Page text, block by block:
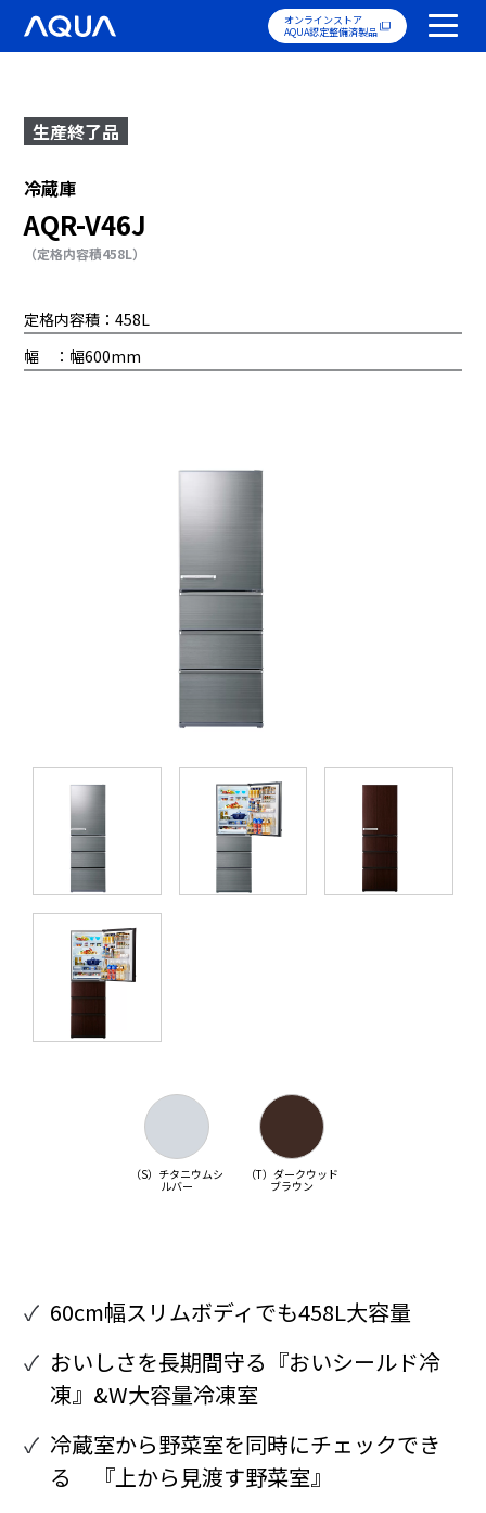
オンラインストア
AQUA認定整備済製品
生産終了品
冷蔵庫
AQR-V46J
（定格内容積458L）
定格内容積：458L
幅 ：幅600mm
（S）チタニウムシ
ルバー
（T）ダークウッド
ブラウン
60cm幅スリムボディでも458L大容量
おいしさを長期間守る『おいシールド冷
凍』&W大容量冷凍室
冷蔵室から野菜室を同時にチェックでき
る 『上から見渡す野菜室』